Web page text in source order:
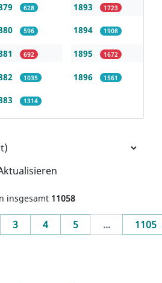
628
596
692
1035
1314
1893 1723
1894 1908
1895 1672
1896 1561
insgesamt 11058
3 4 5 ... 1105